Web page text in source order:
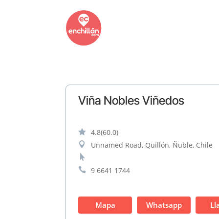
Viña Nobles Viñedos
 4.8(60.0)
 Unnamed Road, Quillón, Ñuble, Chile


9 6641 1744
Mapa Whatsapp